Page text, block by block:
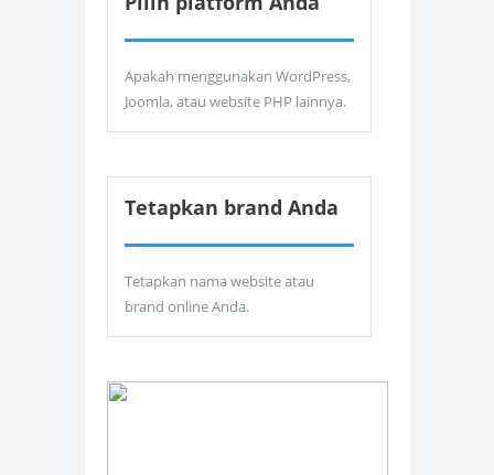
Apakah menggunakan WordPress,
Joomla, atau website PHP lainnya.
Tetapkan brand Anda
Tetapkan nama website atau
brand online Anda.